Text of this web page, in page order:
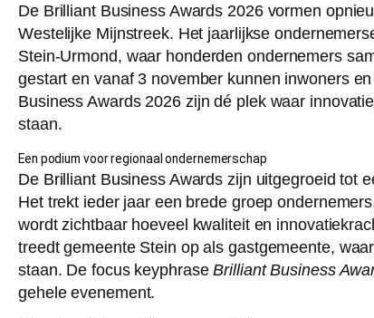
De Brilliant Business Awards 2026 vormen
Westelijke Mijnstreek. Het jaarlijkse
Stein-Urmond, waar honderden ondernemers
gestart en vanaf 3 november kunnen inwoners
Business Awards 2026 zijn dé plek waar
staan.
Een podium voor regionaal ondernemerschap
De Brilliant Business Awards zijn uitgegroeid tot
Het trekt ieder jaar een brede groep
wordt zichtbaar hoeveel kwaliteit en
treedt gemeente Stein op als gastgemeente,
staan. De focus keyphraseBrilliant Business
gehele evenement.